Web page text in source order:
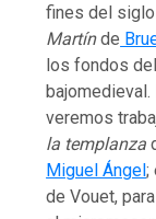
fines del
Martínde
los fondos
bajomedieval.
veremos
la templanza
Miguel Ángel;
de Vouet,